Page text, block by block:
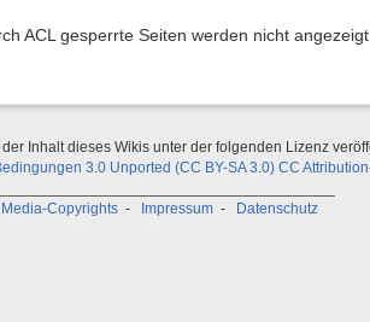
ACL gesperrte Seiten werden nicht angezeigt.
der Inhalt dieses Wikis unter der folgenden Lizenz
3.0 Unported (CC BY-SA 3.0) CC
Copyrights - Impressum - Datenschutz